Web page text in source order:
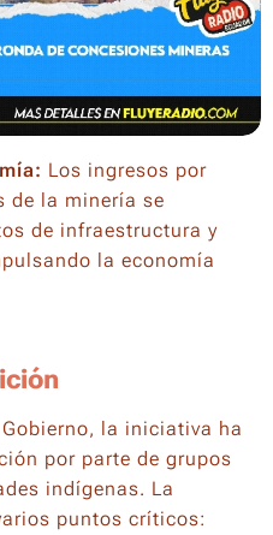
Los ingresos por
de la minería se
de infraestructura y
la economía
la iniciativa ha
por parte de grupos
indígenas. La
puntos críticos: